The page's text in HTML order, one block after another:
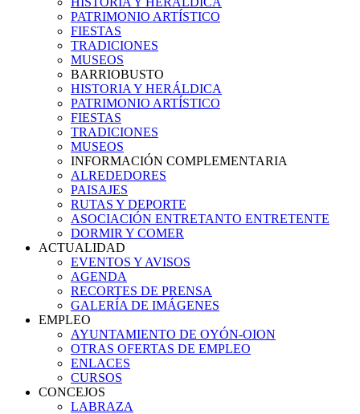
PATRIMONIO ARTÍSTICO
FIESTAS
TRADICIONES
MUSEOS
BARRIOBUSTO
HISTORIA Y HERÁLDICA
PATRIMONIO ARTÍSTICO
FIESTAS
TRADICIONES
MUSEOS
INFORMACIÓN COMPLEMENTARIA
ALREDEDORES
PAISAJES
RUTAS Y DEPORTE
ASOCIACIÓN ENTRETANTO ENTRETENTE
DORMIR Y COMER
ACTUALIDAD
EVENTOS Y AVISOS
AGENDA
RECORTES DE PRENSA
GALERÍA DE IMÁGENES
EMPLEO
AYUNTAMIENTO DE OYÓN-OION
OTRAS OFERTAS DE EMPLEO
ENLACES
CURSOS
CONCEJOS
LABRAZA